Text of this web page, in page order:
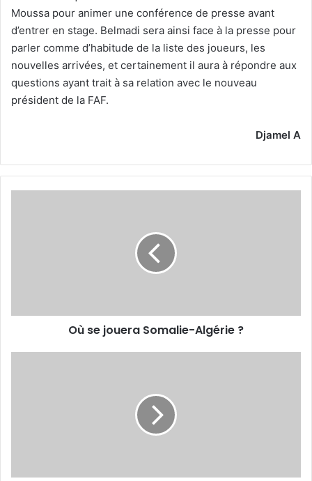
Moussa pour animer une conférence de presse avant
d’entrer en stage. Belmadi sera ainsi face à la presse pour
parler comme d’habitude de la liste des joueurs, les
nouvelles arrivées, et certainement il aura à répondre aux
questions ayant trait à sa relation avec le nouveau
président de la FAF.
Djamel A
Où se jouera Somalie-Algérie ?